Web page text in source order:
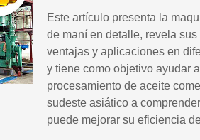
Este artículo presenta la
de maní en detalle, revela
ventajas y aplicaciones en
y tiene como objetivo ayudar
procesamiento de aceite
sudeste asiático a
puede mejorar su eficiencia